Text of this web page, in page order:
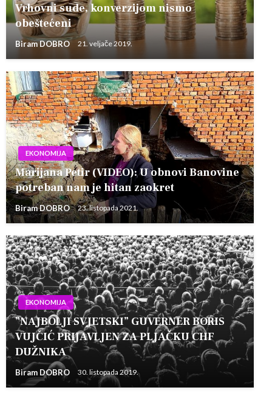
Vrhovni sude, konverzijom nismo
obeštećeni
Biram DOBRO 21. veljače 2019.
EKONOMIJA
Marijana Petir (VIDEO): U obnovi Banovine
potreban nam je hitan zaokret
Biram DOBRO 23. listopada 2021.
EKONOMIJA
”NAJBOLJI SVJETSKI” GUVERNER BORIS
VUJČIĆ PRIJAVLJEN ZA PLJAČKU CHF
DUŽNIKA
Biram DOBRO 30. listopada 2019.